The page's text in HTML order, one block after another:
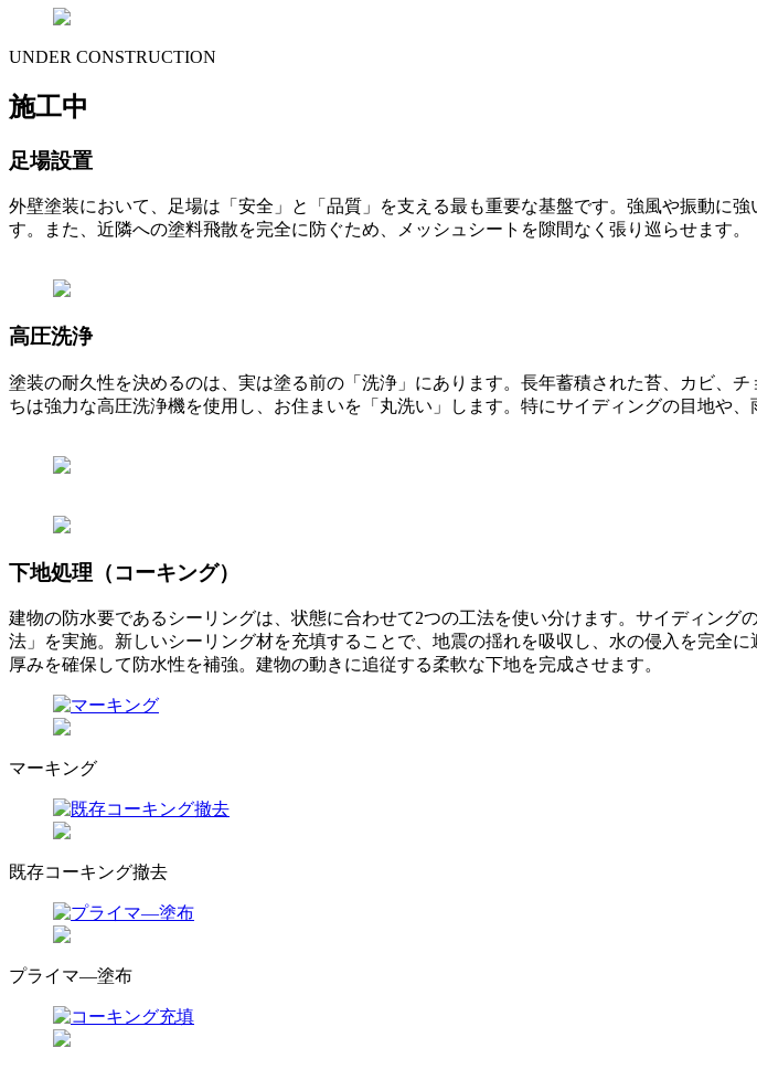
UNDER CONSTRUCTION
施工中
足場設置
外壁塗装において、足場は「安全」と「品質」を支える最も重要な基盤です。強風や振動に
す。また、近隣への塗料飛散を完全に防ぐため、メッシュシートを隙間なく張り巡らせます。
高圧洗浄
塗装の耐久性を決めるのは、実は塗る前の「洗浄」にあります。長年蓄積された苔、カビ、
ちは強力な高圧洗浄機を使用し、お住まいを「丸洗い」します。特にサイディングの目地や
下地処理（コーキング）
建物の防水要であるシーリングは、状態に合わせて2つの工法を使い分けます。サイディン
法」を実施。新しいシーリング材を充填することで、地震の揺れを吸収し、水の侵入を完全
厚みを確保して防水性を補強。建物の動きに追従する柔軟な下地を完成させます。
マーキング
既存コーキング撤去
プライマ―塗布